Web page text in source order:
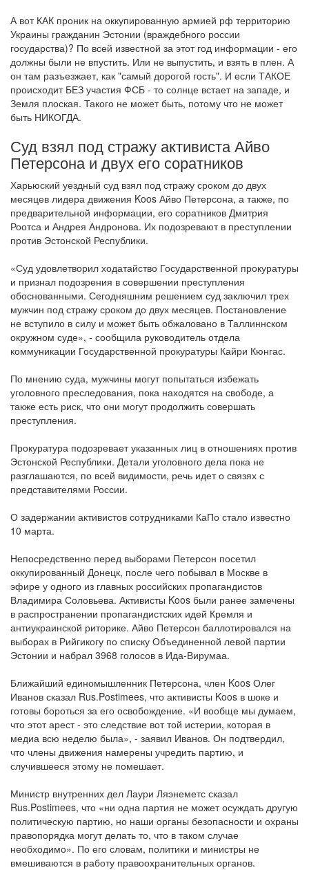
А вот КАК проник на оккупированную армией рф территорию
Украины гражданин Эстонии (враждебного россии
государства)? По всей известной за этот год информации - его
должны были не впустить. Или не выпустить, и взять в плен. А
он там разъезжает, как "самый дорогой гость". И если ТАКОЕ
происходит БЕЗ участия ФСБ - то солнце встает на западе, и
Земля плоская. Такого не может быть, потому что не может
быть НИКОГДА.
Суд взял под стражу активиста Айво
Петерсона и двух его соратников
Харьюский уездный суд взял под стражу сроком до двух
месяцев лидера движения Koos Айво Петерсона, а также, по
предварительной информации, его соратников Дмитрия
Роотса и Андрея Андронова. Их подозревают в преступлении
против Эстонской Республики.
«Суд удовлетворил ходатайство Государственной прокуратуры
и признал подозрения в совершении преступления
обоснованными. Сегодняшним решением суд заключил трех
мужчин под стражу сроком до двух месяцев. Постановление
не вступило в силу и может быть обжаловано в Таллиннском
окружном суде», - сообщила руководитель отдела
коммуникации Государственной прокуратуры Кайри Кюнгас.
По мнению суда, мужчины могут попытаться избежать
уголовного преследования, пока находятся на свободе, а
также есть риск, что они могут продолжить совершать
преступления.
Прокуратура подозревает указанных лиц в отношениях против
Эстонской Республики. Детали уголовного дела пока не
разглашаются, по всей видимости, речь идет о связях с
представителями России.
О задержании активистов сотрудниками КаПо стало известно
10 марта.
Непосредственно перед выборами Петерсон посетил
оккупированный Донецк, после чего побывал в Москве в
эфире у одного из главных российских пропагандистов
Владимира Соловьева. Активисты Koos были ранее замечены
в распространении пропагандистских идей Кремля и
антиукраинской риторике. Айво Петерсон баллотировался на
выборах в Рийгикогу по списку Объединенной левой партии
Эстонии и набрал 3968 голосов в Ида-Вирумаа.
Ближайший единомышленник Петерсона, член Koos Олег
Иванов сказал Rus.Postimees, что активисты Koos в шоке и
готовы бороться за его освобождение. «И вообще мы думаем,
что этот арест - это следствие вот той истерии, которая в
медиа всю неделю была», - заявил Иванов. Он подтвердил,
что члены движения намерены учредить партию, и
случившееся этому не помешает.
Министр внутренних дел Лаури Ляэнеметс сказал
Rus.Postimees, что «ни одна партия не может осуждать другую
политическую партию, но наши органы безопасности и охраны
правопорядка могут делать то, что в таком случае
необходимо». По его словам, политики и министры не
вмешиваются в работу правоохранительных органов.